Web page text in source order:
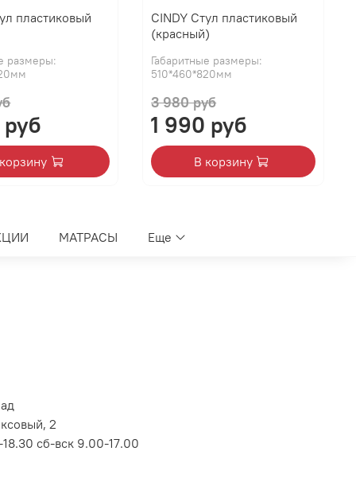
пластиковый
размеры:
CINDY Стул пластиковый
(красный)
Габаритные размеры:
510*460*820мм
3 980 руб
1 990 руб
В корзину
МАТРАСЫ Еще
2
сб-вск 9.00-17.00